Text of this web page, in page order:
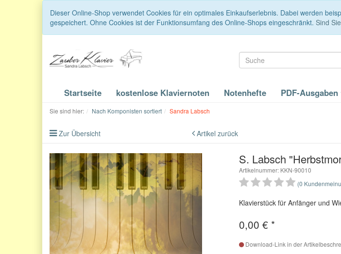
Dieser Online-Shop verwendet Cookies für ein optimales Einkaufserlebnis. Dabei werden
gespeichert. Ohne Cookies ist der Funktionsumfang des Online-Shops eingeschränkt. Sind
Startseite kostenlose Klaviernoten Notenhefte PDF-Ausgaben
Sie sind hier: Nach Komponisten sortiert Sandra Labsch
Zur Übersicht Artikel zurück
S. Labsch
Artikelnummer: KKN-90010
(0
Klavierstück für Anfänger und
0,00 € *
Download-Link in der